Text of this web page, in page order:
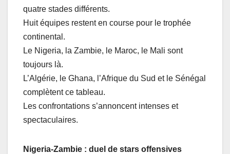
quatre stades différents.
Huit équipes restent en course pour le trophée
continental.
Le Nigeria, la Zambie, le Maroc, le Mali sont
toujours là.
L’Algérie, le Ghana, l’Afrique du Sud et le Sénégal
complètent ce tableau.
Les confrontations s’annoncent intenses et
spectaculaires.
Nigeria-Zambie : duel de stars offensives